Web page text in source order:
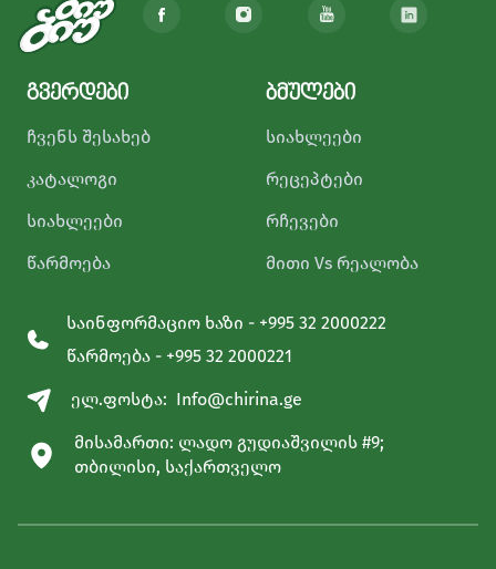
გვერდები
ჩვენს შესახებ
კატალოგი
სიახლეები
წარმოება
ბმულები
სიახლეები
რეცეპტები
რჩევები
მითი Vs რეალობა
საინფორმაციო ხაზი - +995 32 2000222
წარმოება - +995 32 2000221
ელ.ფოსტა: Info@chirina.ge
მისამართი: ლადო გუდიაშვილის #9;
თბილისი, საქართველო